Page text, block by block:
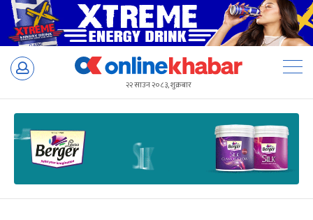
Skip
२२ साउन २०८३, शुक्रबार